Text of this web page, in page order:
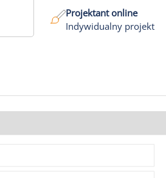
Projektant online
Indywidualny projekt